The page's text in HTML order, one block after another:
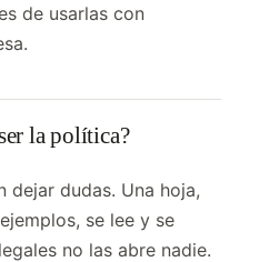
de usarlas con
la política?
dejar dudas. Una hoja,
se lee y se
no las abre nadie.